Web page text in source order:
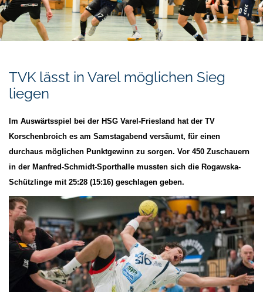
TVK lässt in Varel möglichen Sieg
liegen
Im Auswärtsspiel bei der HSG Varel-Friesland hat der TV
Korschenbroich es am Samstagabend versäumt, für einen
durchaus möglichen Punktgewinn zu sorgen. Vor 450 Zuschauern
in der Manfred-Schmidt-Sporthalle mussten sich die Rogawska-
Schützlinge mit 25:28 (15:16) geschlagen geben.